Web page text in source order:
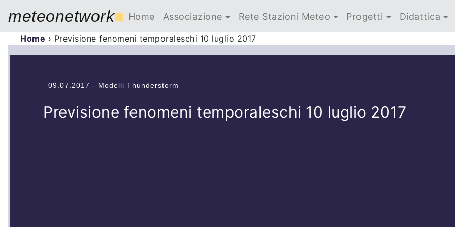
meteonetwork■ Home Associazione Rete Stazioni Meteo Progetti Didattica
Home › Previsione fenomeni temporaleschi 10 luglio 2017
09.07.2017 - Modelli Thunderstorm
Previsione fenomeni temporaleschi 10 luglio 2017